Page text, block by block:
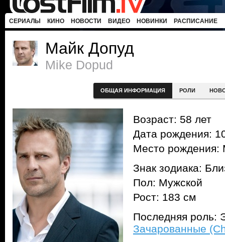
СЕРИАЛЫ КИНО НОВОСТИ ВИДЕО НОВИНКИ РАСПИСАНИЕ
Майк Допуд
Mike Dopud
ОБЩАЯ ИНФОРМАЦИЯ РОЛИ
Возраст: 58 лет
Дата рождения:
Место рождения:
Знак зодиака:
Пол: Мужской
Рост: 183 см
Последняя роль:
Зачарованные